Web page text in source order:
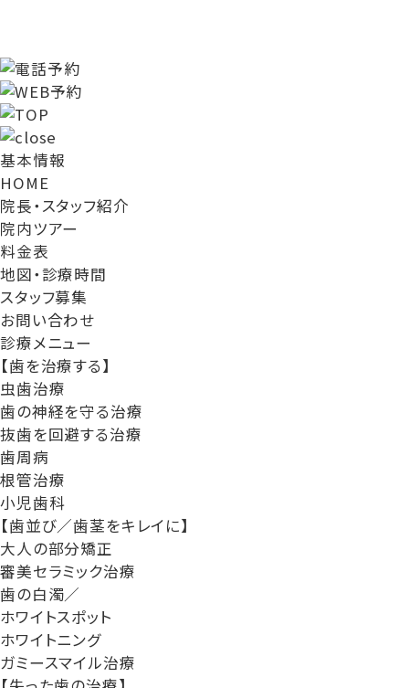
基本情報
HOME
院長・スタッフ紹介
院内ツアー
料金表
地図・診療時間
スタッフ募集
お問い合わせ
診療メニュー
【歯を治療する】
虫歯治療
歯の神経を守る治療
抜歯を回避する治療
歯周病
根管治療
小児歯科
【歯並び／歯茎をキレイに】
大人の部分矯正
審美セラミック治療
歯の白濁／
ホワイトスポット
ホワイトニング
ガミースマイル治療